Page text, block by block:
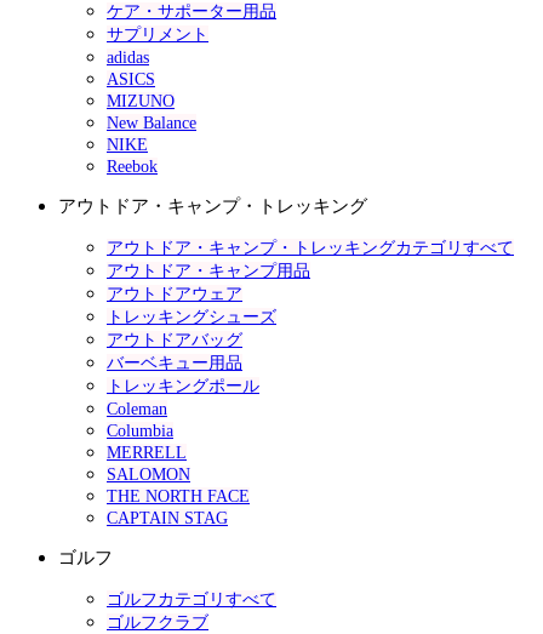
ケア・サポーター用品
サプリメント
adidas
ASICS
MIZUNO
New Balance
NIKE
Reebok
アウトドア・キャンプ・トレッキング
アウトドア・キャンプ・トレッキングカテゴリすべて
アウトドア・キャンプ用品
アウトドアウェア
トレッキングシューズ
アウトドアバッグ
バーベキュー用品
トレッキングポール
Coleman
Columbia
MERRELL
SALOMON
THE NORTH FACE
CAPTAIN STAG
ゴルフ
ゴルフカテゴリすべて
ゴルフクラブ